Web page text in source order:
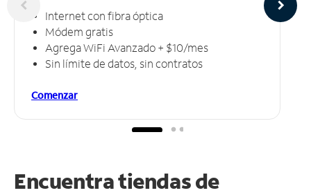
Internet con fibra óptica
Módem gratis
Agrega WiFi Avanzado + $10/mes
Sin límite de datos, sin contratos
Comenzar
Encuentra tiendas de